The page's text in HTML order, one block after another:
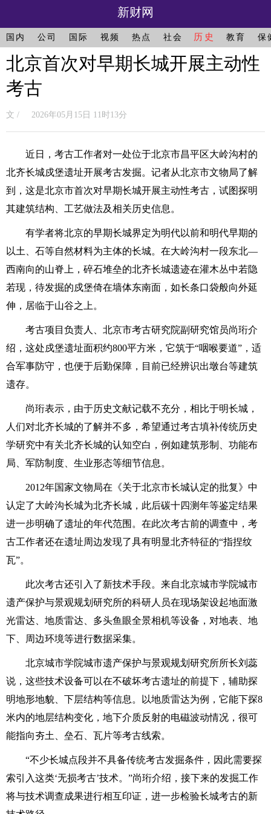
新财网
国内 公司 国际 视频 热点 社会 历史 教育 保
北京首次对早期长城开展主动性
考古
文 / 2026年05月15日 11时13分
近日，考古工作者对一处位于北京市昌平区大岭沟村的
北齐长城戍堡遗址开展考古发掘。记者从北京市文物局了解
到，这是北京市首次对早期长城开展主动性考古，试图探明
其建筑结构、工艺做法及相关历史信息。
有学者将北京的早期长城界定为明代以前和明代早期的
以土、石等自然材料为主体的长城。在大岭沟村一段东北—
西南向的山脊上，碎石堆垒的北齐长城遗迹在灌木丛中若隐
若现，待发掘的戍堡倚在墙体东南面，如长条口袋般向外延
伸，居临于山谷之上。
考古项目负责人、北京市考古研究院副研究馆员尚珩介
绍，这处戍堡遗址面积约800平方米，它筑于“咽喉要道”，适
合军事防守，也便于后勤保障，目前已经辨识出墩台等建筑
遗存。
尚珩表示，由于历史文献记载不充分，相比于明长城，
人们对北齐长城的了解并不多，希望通过考古填补传统历史
学研究中有关北齐长城的认知空白，例如建筑形制、功能布
局、军防制度、生业形态等细节信息。
2012年国家文物局在《关于北京市长城认定的批复》中
认定了大岭沟长城为北齐长城，此后碳十四测年等鉴定结果
进一步明确了遗址的年代范围。在此次考古前的调查中，考
古工作者还在遗址周边发现了具有明显北齐特征的“指捏纹
瓦”。
此次考古还引入了新技术手段。来自北京城市学院城市
遗产保护与景观规划研究所的科研人员在现场架设起地面激
光雷达、地质雷达、多头鱼眼全景相机等设备，对地表、地
下、周边环境等进行数据采集。
北京城市学院城市遗产保护与景观规划研究所所长刘蕊
说，这些技术设备可以在不破坏考古遗址的前提下，辅助探
明地形地貌、下层结构等信息。以地质雷达为例，它能下探8
米内的地层结构变化，地下介质反射的电磁波动情况，很可
能指向夯土、垒石、瓦片等考古线索。
“不少长城点段并不具备传统考古发掘条件，因此需要探
索引入这类‘无损考古’技术。”尚珩介绍，接下来的发掘工作
将与技术调查成果进行相互印证，进一步检验长城考古的新